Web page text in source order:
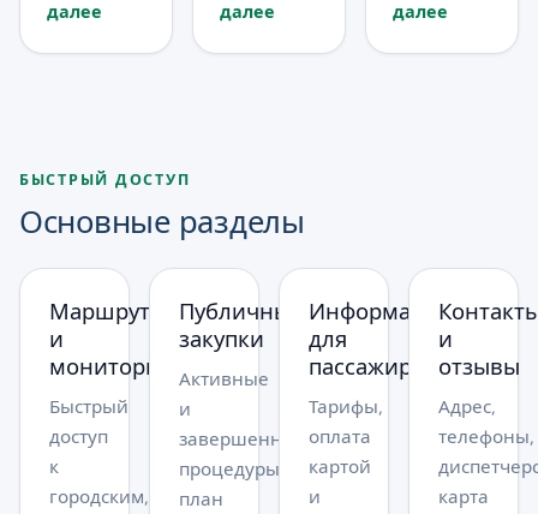
пределах
Митрополита
Пушкина
в связи с
проведением
спортивного
«Кишиневский
10-
километровый
ночной
забег»
Святой в
Г.
Бодони и
А....
далее
что в
внесены...
далее
временно
далее
БЫСТРЫЙ ДОСТУП
Основные разделы
Маршруты
и
мониторинг
Быстрый
доступ
к
городским,
Публичные
закупки
Активные
и
завершенные
процедуры,
план
Информация
для
пассажиров
Тарифы,
оплата
картой
и
и
отзывы
Адрес,
телефоны,
карта